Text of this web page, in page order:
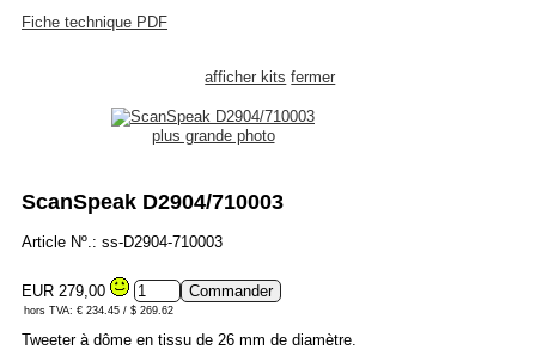
Fiche technique PDF
afficher kits fermer
plus grande photo
ScanSpeak D2904/710003
Article Nº.: ss-D2904-710003
EUR 279,00
hors TVA: € 234.45 / $ 269.62
Tweeter à dôme en tissu de 26 mm de diamètre.